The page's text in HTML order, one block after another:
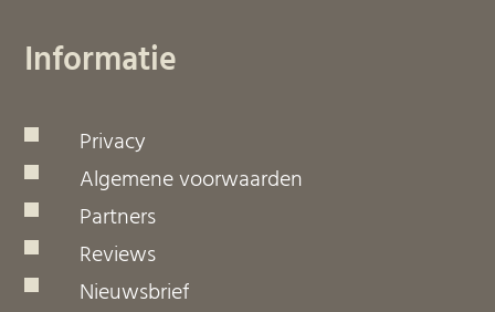
Informatie
Privacy
Algemene voorwaarden
Partners
Reviews
Nieuwsbrief